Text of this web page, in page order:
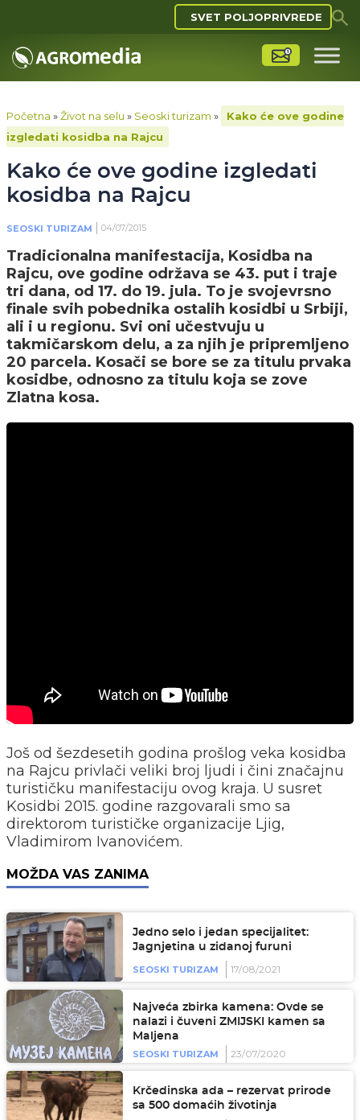
SVET POLJOPRIVREDE
Početna »Život na selu » Seoski turizam »
Kako će ove godine
izgledati kosidba na Rajcu
Kako će ove godine izgledati
kosidba na Rajcu
SEOSKI TURIZAM 04/07/2015
Tradicionalna manifestacija, Kosidba na
Rajcu, ove godine održava se 43. put i traje
tri dana, od 17. do 19. jula. To je svojevrsno
finale svih pobednika ostalih kosidbi u Srbiji,
ali i u regionu. Svi oni učestvuju u
takmičarskom delu, a za njih je pripremljeno
20 parcela. Kosači se bore se za titulu prvaka
kosidbe, odnosno za titulu koja se zove
Zlatna kosa.
Još od šezdesetih godina prošlog veka kosidba
na Rajcu privlači veliki broj ljudi i čini značajnu
turističku manifestaciju ovog kraja. U susret
Kosidbi 2015. godine razgovarali smo sa
direktorom turističke organizacije Ljig,
Vladimirom Ivanovićem.
MOŽDA VAS ZANIMA
Jedno selo i jedan specijalitet:
Jagnjetina u zidanoj furuni
SEOSKI TURIZAM 17/08/2021
Najveća zbirka kamena: Ovde se
nalazi i čuveni ZMIJSKI kamen sa
Maljena
SEOSKI TURIZAM
23/07/2020
Krčedinska ada – rezervat prirode
sa 500 domaćih životinja